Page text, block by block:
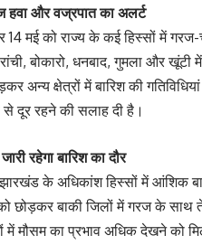
हवा और वज्रपात का अलर्ट
14 मई को राज्य के कई हिस्सों में
बोकारो, धनबाद, गुमला और खूंटी
अन्य क्षेत्रों में बारिश की
दूर रहने की सलाह दी है।
रहेगा बारिश का दौर
के अधिकांश हिस्सों में आंशिक
को छोड़कर बाकी जिलों में गरज के
मौसम का प्रभाव अधिक देखने को